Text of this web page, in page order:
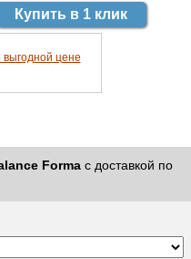
Купить в 1 клик
Forma с доставкой по